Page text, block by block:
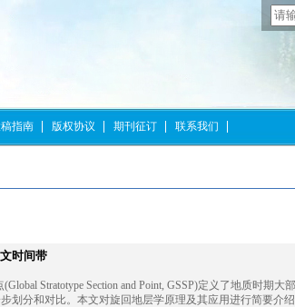
指南 版权协议 期刊征订 联系我们
时间带
Stratotype Section and Point, GSSP)定义了地质时期
划分和对比。本文对旋回地层学原理及其应用进行简要介